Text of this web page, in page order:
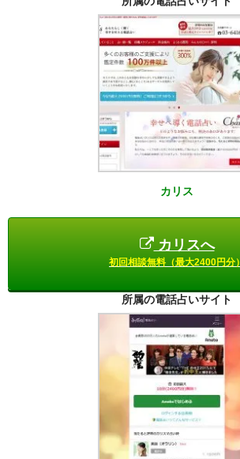
カリス
カリスへ
初回相談無料（最大2400円分）
所属の電話占いサイト